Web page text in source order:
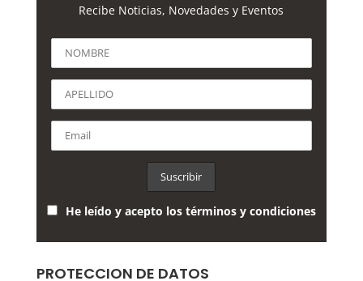
Recibe Noticias, Novedades y Eventos
He leído y acepto los términos y condiciones
PROTECCION DE DATOS